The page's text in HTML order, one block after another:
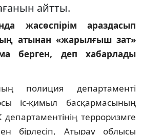
айтты.
жасөспірім араздасып
атынан «жарылғыш зат»
берген, деп хабарлады
полиция департаменті
іс-қимыл басқармасының
терроризмге
бірлесіп, Атырау облысы